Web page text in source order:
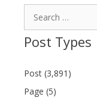
Post Types
Post (3,891)
Page (5)